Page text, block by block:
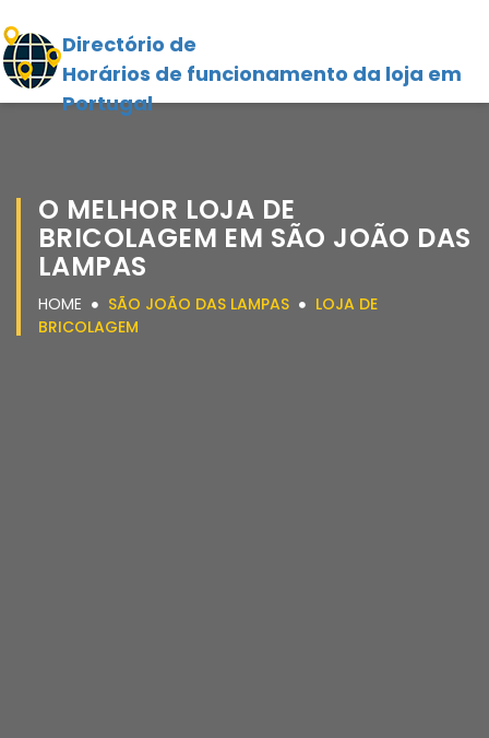
Directório de
Horários de funcionamento da loja em
Portugal
O MELHOR LOJA DE
BRICOLAGEM EM SÃO JOÃO DAS
LAMPAS
HOME SÃO JOÃO DAS LAMPAS
LOJA DE
BRICOLAGEM